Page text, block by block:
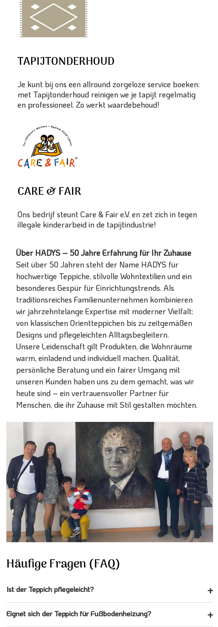
TAPIJTONDERHOUD
Je kunt bij ons een allround zorgeloze service boeken:
met Tapijtonderhoud reinigen we je tapijt regelmatig
en professioneel. Zo werkt waardebehoud!
CARE & FAIR
Ons bedrijf steunt Care & Fair e.V. en zet zich in tegen
illegale kinderarbeid in de tapijtindustrie!
Über HADYS – 50 Jahre Erfahrung für Ihr Zuhause
Seit über 50 Jahren steht der Name HADYS für
hochwertige Teppiche, stilvolle Wohntextilien und ein
besonderes Gespür für Einrichtungstrends. Als
traditionsreiches Familienunternehmen kombinieren
wir jahrzehntelange Expertise mit moderner Vielfalt:
von klassischen Orientteppichen bis zu zeitgemäßen
Designs und pflegeleichten Alltagsbegleitern.
Unsere Leidenschaft gilt Produkten, die Wohnräume
warm, einladend und individuell machen. Qualität,
persönliche Beratung und ein fairer Umgang mit
unseren Kunden haben uns zu dem gemacht, was wir
heute sind – ein vertrauensvoller Partner für
Menschen, die ihr Zuhause mit Stil gestalten möchten.
Häufige Fragen (FAQ)
Ist der Teppich pflegeleicht?
Eignet sich der Teppich für Fußbodenheizung?